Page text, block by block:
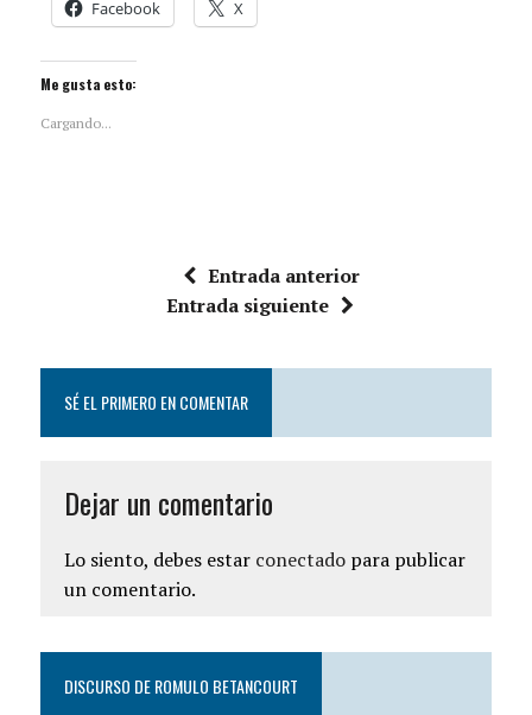
Facebook X
Me gusta esto:
Cargando...
Entrada anterior
Entrada siguiente
SÉ EL PRIMERO EN COMENTAR
Dejar un comentario
Lo siento, debes estar conectadopara publicar
un comentario.
DISCURSO DE ROMULO BETANCOURT